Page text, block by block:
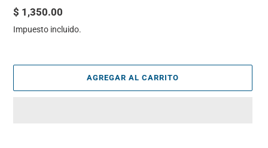
Precio
habitual
$ 1,350.00
Impuesto incluido.
AGREGAR AL CARRITO